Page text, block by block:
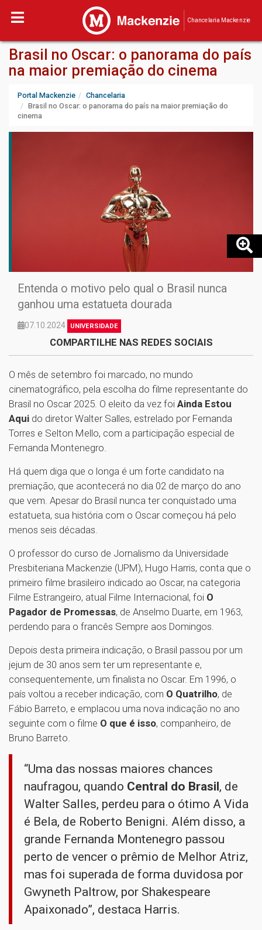
Chancelaria Mackenzie
Brasil no Oscar: o panorama do país
na maior premiação do cinema
Portal Mackenzie
Chancelaria
Brasil no Oscar: o panorama do país na maior premiação do
cinema
Entenda o motivo pelo qual o Brasil nunca
ganhou uma estatueta dourada
07.10.2024 UNIVERSIDADE
COMPARTILHE NAS REDES SOCIAIS
O mês de setembro foi marcado, no mundo
cinematográfico, pela escolha do filme representante do
Brasil no Oscar 2025. O eleito da vez foi Ainda Estou
Aqui do diretor Walter Salles, estrelado por Fernanda
Torres e Selton Mello, com a participação especial de
Fernanda Montenegro.
Há quem diga que o longa é um forte candidato na
premiação, que acontecerá no dia 02 de março do ano
que vem. Apesar do Brasil nunca ter conquistado uma
estatueta, sua história com o Oscar começou há pelo
menos seis décadas.
O professor do curso de Jornalismo da Universidade
Presbiteriana Mackenzie (UPM), Hugo Harris, conta que o
primeiro filme brasileiro indicado ao Oscar, na categoria
Filme Estrangeiro, atual Filme Internacional, foi O
Pagador de Promessas, de Anselmo Duarte, em 1963,
perdendo para o francês Sempre aos Domingos.
Depois desta primeira indicação, o Brasil passou por um
jejum de 30 anos sem ter um representante e,
consequentemente, um finalista no Oscar. Em 1996, o
país voltou a receber indicação, com O Quatrilho, de
Fábio Barreto, e emplacou uma nova indicação no ano
seguinte com o filme O que é isso, companheiro, de
Bruno Barreto.
“Uma das nossas maiores chances
naufragou, quando Central do Brasil, de
Walter Salles, perdeu para o ótimo A Vida
é Bela, de Roberto Benigni. Além disso, a
grande Fernanda Montenegro passou
perto de vencer o prêmio de Melhor Atriz,
mas foi superada de forma duvidosa por
Gwyneth Paltrow, por Shakespeare
Apaixonado”, destaca Harris.